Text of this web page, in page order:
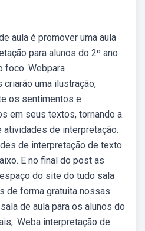
aula é promover uma aula
para alunos do 2º ano
foco. Webpara
criarão uma ilustração,
os sentimentos e
em seus textos, tornando a.
de interpretação.
de interpretação de texto
E no final do post as
do site do tudo sala
de forma gratuita nossas
de aula para os alunos do
Weba interpretação de